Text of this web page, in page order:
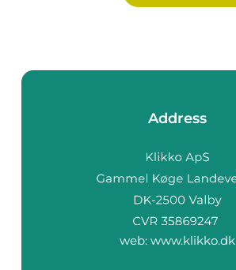
Address
web: www.klikko.dk